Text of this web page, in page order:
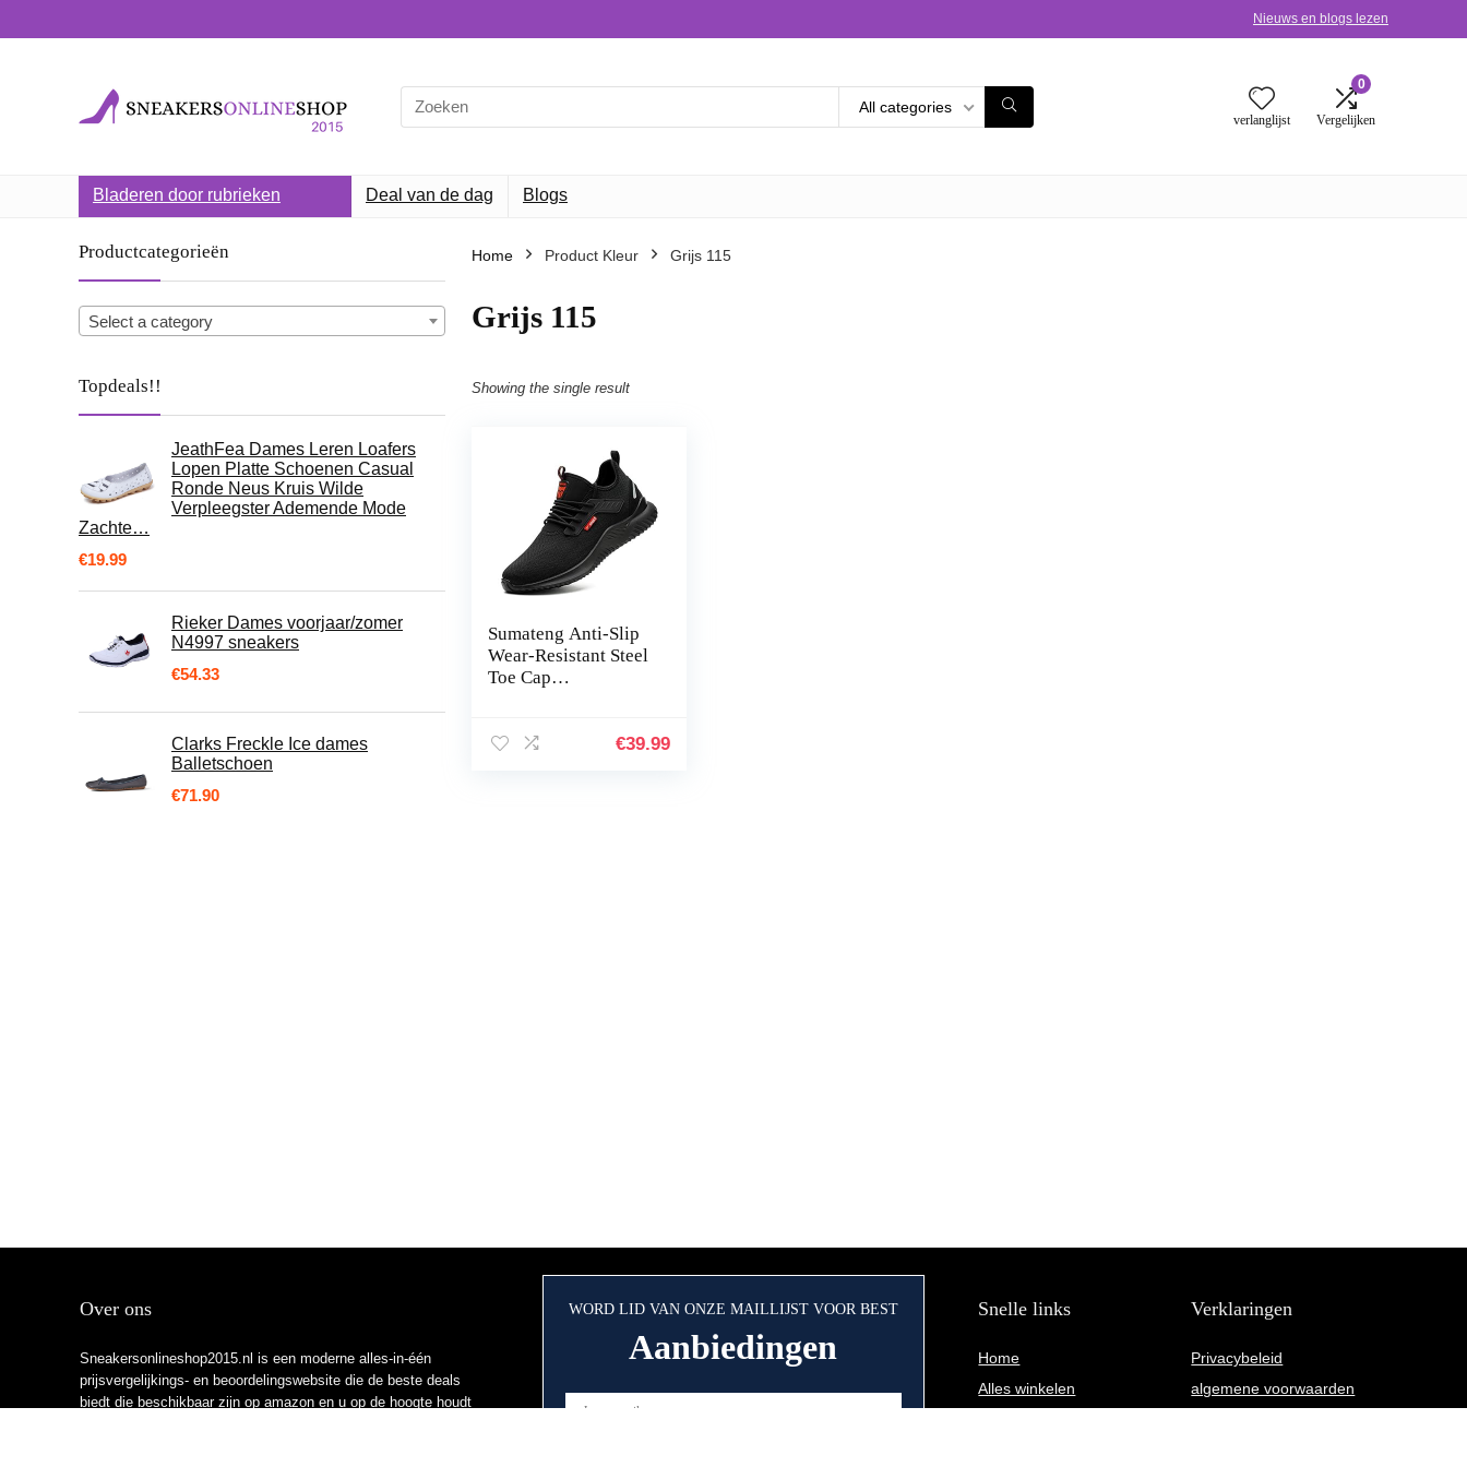
Nieuws en blogs lezen
Search
for:
All categories
verlanglijst
0
Vergelijken
Bladeren door rubrieken Deal van de dag Blogs
Productcategorieën
Select a category
Topdeals!!
JeathFea Dames Leren Loafers
Lopen Platte Schoenen Casual
Ronde Neus Kruis Wilde
Verpleegster Ademende Mode
Zachte…
€19.99
Rieker Dames voorjaar/zomer
N4997 sneakers
€54.33
Clarks Freckle Ice dames
Balletschoen
€71.90
Home Product Kleur Grijs 115
Grijs 115
Showing the single result
Sumateng Anti-Slip
Wear-Resistant Steel
Toe Cap
Punctuur Sport
€39.99
Over ons
Sneakersonlineshop2015.nl is een moderne alles-in-één
prijsvergelijkings- en beoordelingswebsite die de beste deals
biedt die beschikbaar zijn op amazon en u op de hoogte houdt
WORD LID VAN ONZE MAILLIJST VOOR BEST
Aanbiedingen
Snelle links
Home
Alles winkelen
Verklaringen
Privacybeleid
algemene voorwaarden